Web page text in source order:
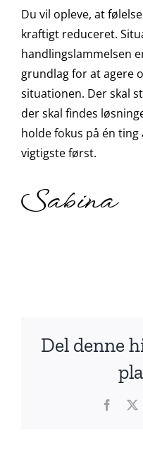
Du vil opleve, at
kraftigt reduceret.
handlingslammelsen
grundlag for at agere
situationen. Der skal
der skal findes
holde fokus på én
vigtigste først.
Sabina
Del denne